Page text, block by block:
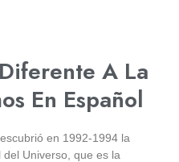
A La
En Español
en 1992-1994 la
Universo, que es la